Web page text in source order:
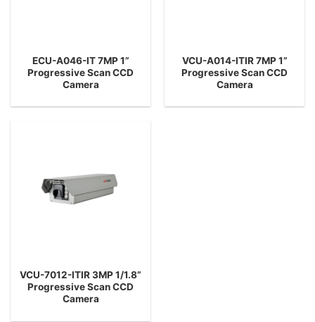
ECU-A046-IT 7MP 1”
Progressive Scan CCD
Camera
VCU-A014-ITIR 7MP 1”
Progressive Scan CCD
Camera
VCU-7012-ITIR 3MP 1/1.8”
Progressive Scan CCD
Camera